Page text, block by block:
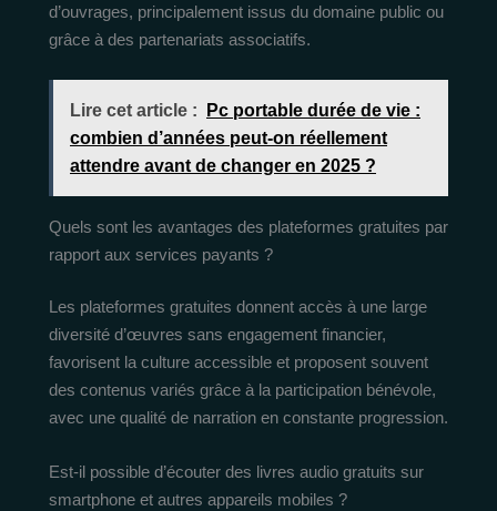
d’ouvrages, principalement issus du domaine public ou
grâce à des partenariats associatifs.
Lire cet article :
Pc portable durée de vie :
combien d’années peut-on réellement
attendre avant de changer en 2025 ?
Quels sont les avantages des plateformes gratuites par
rapport aux services payants ?
Les plateformes gratuites donnent accès à une large
diversité d’œuvres sans engagement financier,
favorisent la culture accessible et proposent souvent
des contenus variés grâce à la participation bénévole,
avec une qualité de narration en constante progression.
Est-il possible d’écouter des livres audio gratuits sur
smartphone et autres appareils mobiles ?